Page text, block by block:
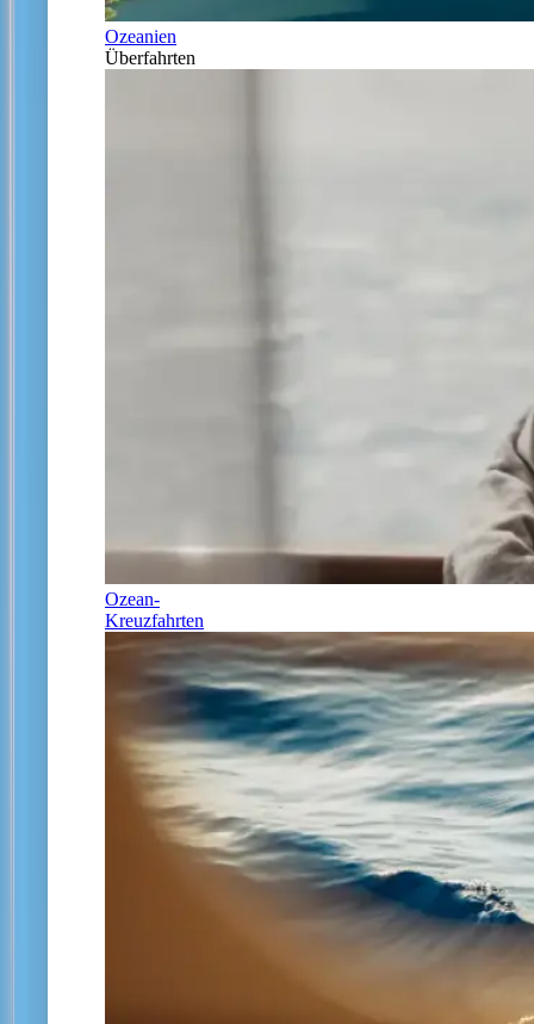
Ozeanien
Überfahrten
Ozean-
Kreuzfahrten